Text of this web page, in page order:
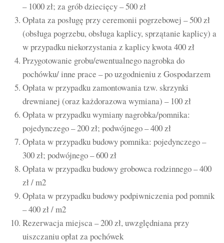
– 1000 zł; za grób dziecięcy – 500 zł
Opłata za posługę przy ceremonii pogrzebowej – 500 zł
(obsługa pogrzebu, obsługa kaplicy, sprzątanie kaplicy) a
w przypadku niekorzystania z kaplicy kwota 400 zł
Przygotowanie grobu/ewentualnego nagrobka do
pochówku/ inne prace – po uzgodnieniu z Gospodarzem
Opłata w przypadku zamontowania tzw. skrzynki
drewnianej (oraz każdorazowa wymiana) – 100 zł
Opłata w przypadku wymiany nagrobka/pomnika:
pojedynczego – 200 zł; podwójnego – 400 zł
Opłata w przypadku budowy pomnika: pojedynczego –
300 zł; podwójnego – 600 zł
Opłata w przypadku budowy grobowca rodzinnego – 400
zł / m2
Opłata w przypadku budowy podpiwniczenia pod pomnik
– 400 zł / m2
Rezerwacja miejsca – 200 zł, uwzględniana przy
uiszczaniu opłat za pochówek